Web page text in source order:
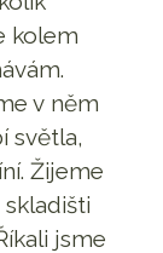
kolem
v něm
světla,
Žijeme
jsme